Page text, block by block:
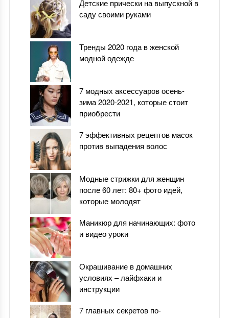
Детские прически на выпускной в
саду своими руками
Тренды 2020 года в женской
модной одежде
7 модных аксессуаров осень-
зима 2020-2021, которые стоит
приобрести
7 эффективных рецептов масок
против выпадения волос
Модные стрижки для женщин
после 60 лет: 80+ фото идей,
которые молодят
Маникюр для начинающих: фото
и видео уроки
Окрашивание в домашних
условиях – лайфхаки и
инструкции
7 главных секретов по-